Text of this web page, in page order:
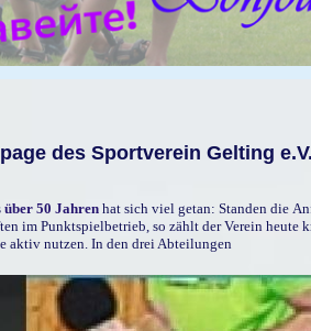
des Sportverein Gelting
über 50 Jahrenhat sich viel getan: Standen die
im Punktspielbetrieb, so zählt der Verein
aktiv nutzen. In den drei Abteilungen